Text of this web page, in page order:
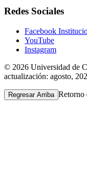
Redes Sociales
Facebook
YouTube
Instagram
© 2026 Universidad de
actualización: agosto,
Regresar Arriba Retorno